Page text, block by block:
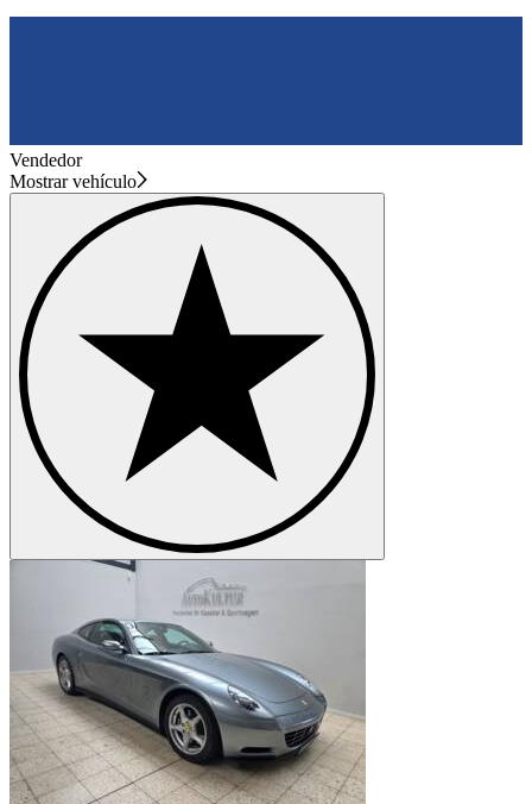
Vendedor
Mostrar vehículo